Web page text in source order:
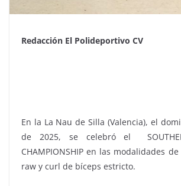
Redacción El Polideportivo CV
En la La Nau de Silla (Valencia), el
de 2025, se celebró el
CHAMPIONSHIP en las modalidades
raw y curl de bíceps estricto.